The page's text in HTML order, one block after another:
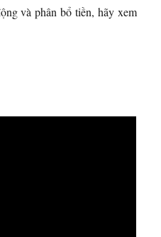
và phân bổ tiền, hãy xem